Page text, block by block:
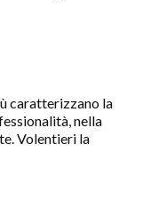
caratterizzano la
nella
Volentieri la